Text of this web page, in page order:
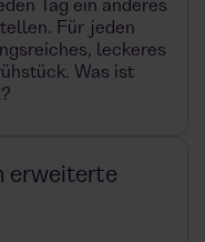
Tag ein anderes
Für jeden
leckeres
Was ist
erweiterte